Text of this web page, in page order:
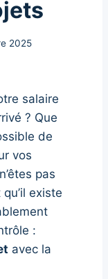
2025
salaire
? Que
de
vos
pas
existe
:
avec la